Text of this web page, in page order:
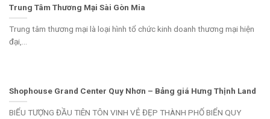
Trung Tâm Thương Mại Sài Gòn Mia
Trung tâm thương mại là loại hình tổ chức kinh doanh thương mại hiện
đại,...
Shophouse Grand Center Quy Nhơn – Bảng giá Hưng Thịnh Land
BIỂU TƯỢNG ĐẦU TIÊN TÔN VINH VẺ ĐẸP THÀNH PHỐ BIỂN QUY